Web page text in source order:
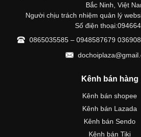
Bắc Ninh, Việt
Người chịu trách nhiệm quản lý
Số điện
0865035585 – 0948587679
Kênh bán hàng
Kênh bán shopee
Kênh bán Lazada
Kênh bán Sendo
Kênh bán Tiki